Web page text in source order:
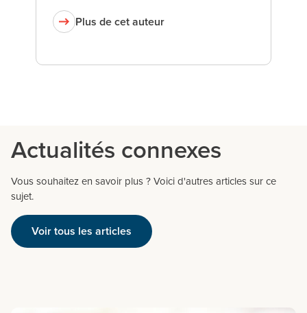
Plus de cet auteur
Actualités connexes
Vous souhaitez en savoir plus ? Voici d'autres articles sur ce
sujet.
Voir tous les articles